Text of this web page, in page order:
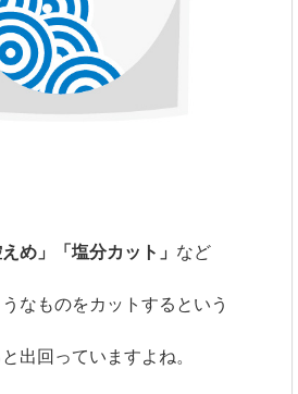
め」「塩分カット」 など
なものをカットするという
出回っていますよね。